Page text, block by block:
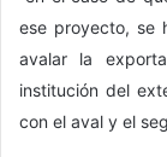
ese proyecto, se
avalar la
institución del
con el aval y el